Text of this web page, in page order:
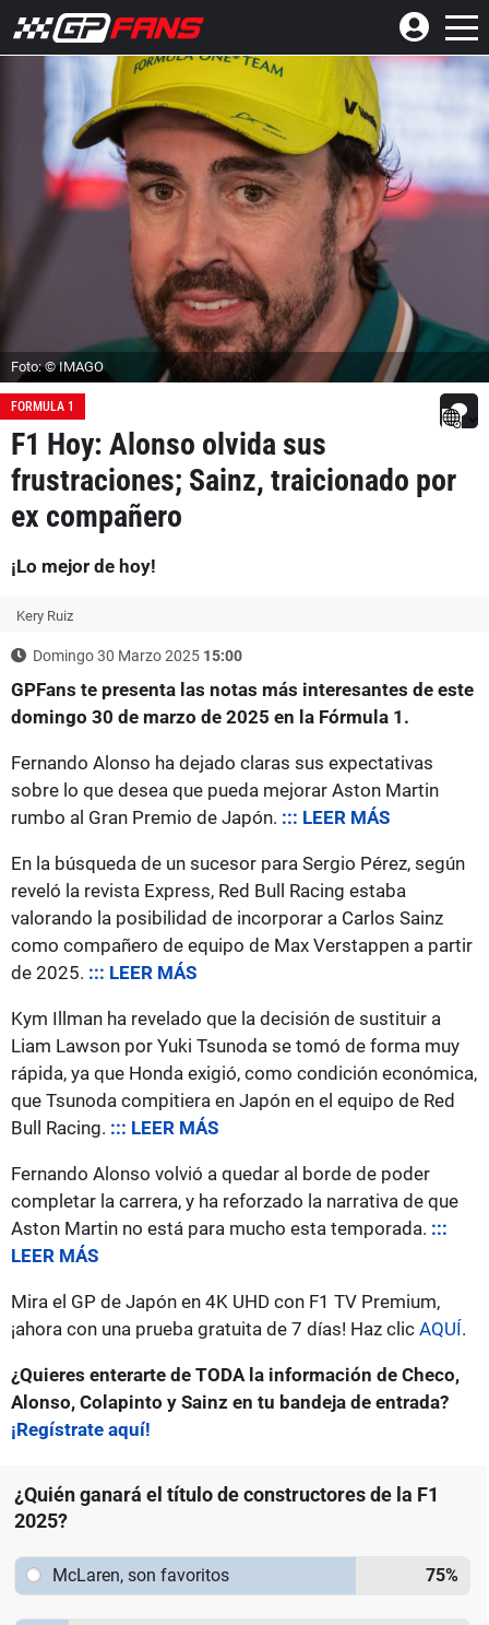
Foto: © IMAGO
FORMULA 1
F1 Hoy: Alonso olvida sus
frustraciones; Sainz, traicionado por
ex compañero
¡Lo mejor de hoy!
Kery Ruiz
Domingo 30 Marzo 2025 15:00
GPFans te presenta las notas más interesantes de este
domingo 30 de marzo de 2025 en la Fórmula 1.
Fernando Alonso ha dejado claras sus expectativas
sobre lo que desea que pueda mejorar Aston Martin
rumbo al Gran Premio de Japón. ::: LEER MÁS
En la búsqueda de un sucesor para Sergio Pérez, según
reveló la revista Express, Red Bull Racing estaba
valorando la posibilidad de incorporar a Carlos Sainz
como compañero de equipo de Max Verstappen a partir
de 2025. ::: LEER MÁS
Kym Illman ha revelado que la decisión de sustituir a
Liam Lawson por Yuki Tsunoda se tomó de forma muy
rápida, ya que Honda exigió, como condición económica,
que Tsunoda compitiera en Japón en el equipo de Red
Bull Racing. ::: LEER MÁS
Fernando Alonso volvió a quedar al borde de poder
completar la carrera, y ha reforzado la narrativa de que
Aston Martin no está para mucho esta temporada. :::
LEER MÁS
Mira el GP de Japón en 4K UHD con F1 TV Premium,
¡ahora con una prueba gratuita de 7 días! Haz clic AQUÍ.
¿Quieres enterarte de TODA la información de Checo,
Alonso, Colapinto y Sainz en tu bandeja de entrada?
¡Regístrate aquí!
¿Quién ganará el título de constructores de la F1
2025?
McLaren, son favoritos 75%